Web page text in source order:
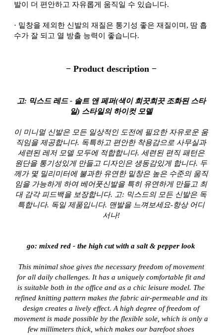
발이 더 편안하고 자유롭게 움직일 수 있습니다.
· 밑창을 제외한 신발의 재질은 통기성 좋은 재질이며, 땀 흡
수가 잘 되고 열 방출 능력이 좋습니다.
− Product description −
고: 믹스드 레드 - 솔트 앤 페퍼(색이 희끗희끗 조화된 스타
일) 스타일의 하이컷 모델
이 미니멀 신발은 모든 일상적인 도전에 필요한 자유로운 움
직임을 제공합니다. 독특하고 편안한 착용감으로 사무실과
세련된 레저 모델 모두에 적합합니다. 세련된 편직 패턴은
원단을 통기성있게 만들고 디자인은 생동감있게 합니다. 두
께가 몇 밀리미터에 불과한 유연한 밑창은 높은 수준의 움직
임을 가능하게 하여 베어풋신발을 특히 유연하게 만들고 최
대 감각 피드백을 보장합니다. 고: 믹스드의 모든 신발은 독
특합니다. 독일 제품입니다. 맨발을 느껴보세요-항상 어디
서나!
go: mixed red - the high cut with a salt & pepper look
This minimal shoe gives the necessary freedom of movement
for all daily challenges. It has a uniquely comfortable fit and
is suitable both in the office and as a chic leisure model. The
refined knitting pattern makes the fabric air-permeable and its
design creates a lively effect. A high degree of freedom of
movement is made possible by the flexible sole, which is only a
few millimeters thick, which makes our barefoot shoes